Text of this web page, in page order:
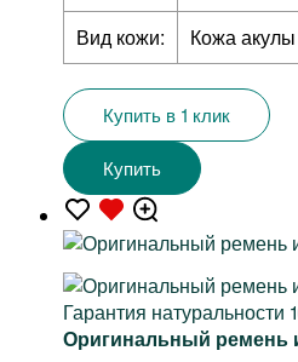
Вид кожи:
Кожа акулы
Купить в 1 клик
Купить
Гарантия натуральности
Оригинальный ремень